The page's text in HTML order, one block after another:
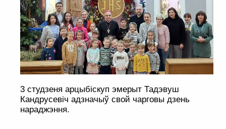
3 студзеня арцыбіскуп эмерыт Тадэвуш
Кандрусевіч адзначыў свой чарговы дзень
нараджэння.